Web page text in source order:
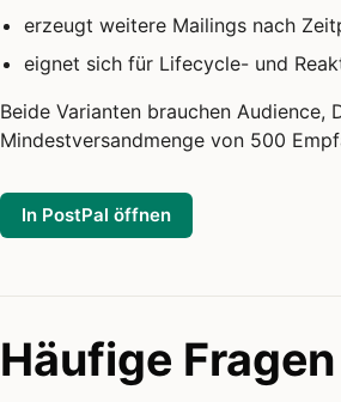
erzeugt weitere Mailings nach
eignet sich für Lifecycle- und
Beide Varianten brauchen Audience,
Mindestversandmenge von 500
In PostPal öffnen
Häufige Fragen